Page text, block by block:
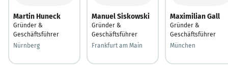
Martin Huneck
Gründer &
Geschäftsführer
Nürnberg
Manuel Siskowski
Gründer &
Geschäftsführer
Frankfurt am Main
Maximilian Gall
Gründer &
Geschäftsführer
München